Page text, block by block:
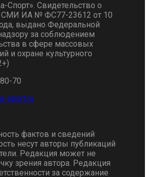
Спорт». Свидетельство о
СМИ ИА № ФС77-23612 от 10
выдано Федеральной
за соблюдением
в сфере массовых
и охране культурного
70
фактов и сведений
несут авторы публикаций
Редакция может не
зрения автора. Редакция
за содержание